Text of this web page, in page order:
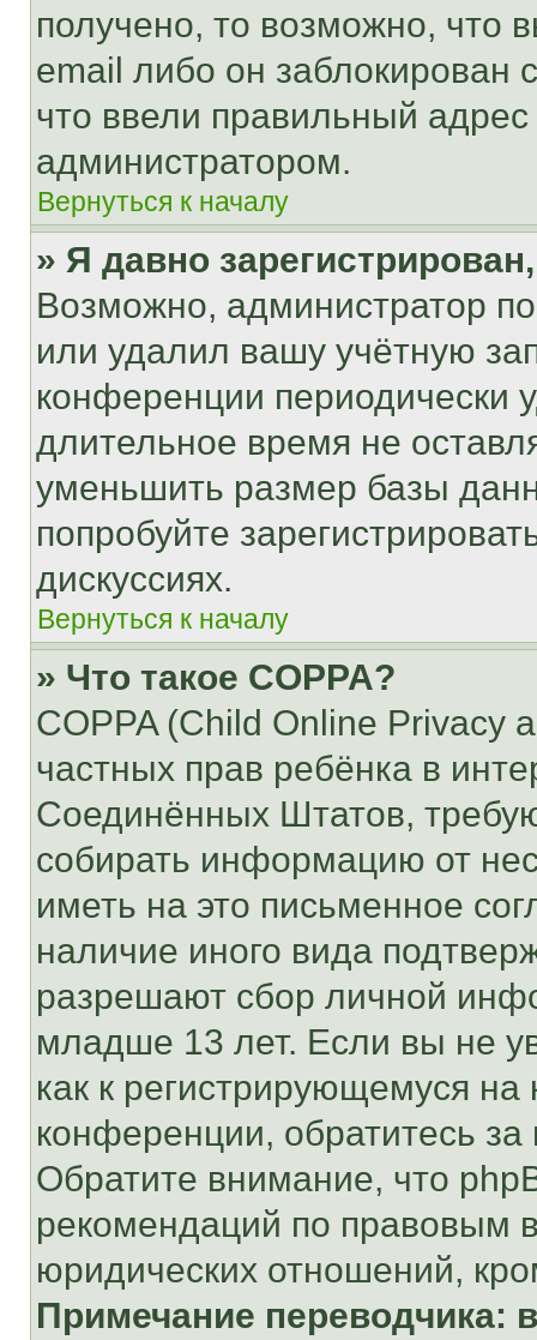
получено, то возможно, что
email либо он
что ввели правильный адрес
администратором.
Вернуться к началу
» Я давно
Возможно, администратор
или удалил вашу учётную
конференции периодически
длительное время не
уменьшить размер базы
попробуйте
дискуссиях.
Вернуться к началу
» Что такое COPPA?
COPPA (Child Online Privacy
частных прав ребёнка в
Соединённых Штатов,
собирать информацию от
иметь на это письменное
наличие иного вида
разрешают сбор личной
младше 13 лет. Если вы не
как к регистрирующемуся
конференции, обратитесь
Обратите внимание, что
рекомендаций по правовым
юридических отношений,
Примечание переводчика: